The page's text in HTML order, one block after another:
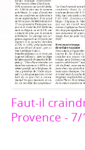
Faut-il
Provence -